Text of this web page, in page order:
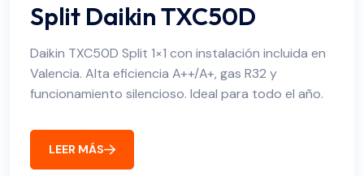
Split Daikin TXC50D
Daikin TXC50D Split 1×1 con instalación incluida en
Valencia. Alta eficiencia A++/A+, gas R32 y
funcionamiento silencioso. Ideal para todo el año.
LEER MÁS